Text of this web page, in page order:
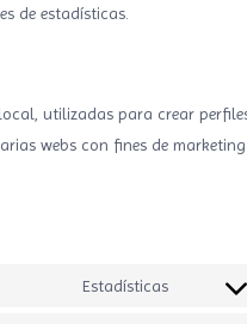
de estadísticas.
utilizadas para crear
webs con fines de marketing
Estadísticas
Consent